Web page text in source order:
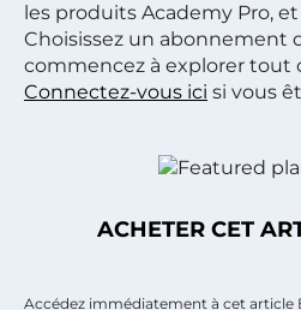
les produits Academy Pro,
Choisissez un abonnement
commencez à explorer tout
Connectez-vous ici si vous
ACHETER CET
Accédez immédiatement à cet article